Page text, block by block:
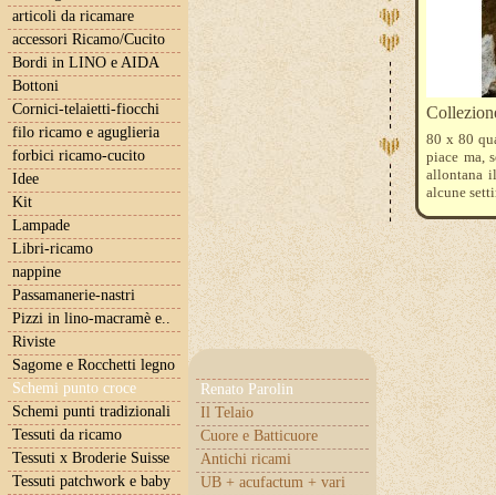
articoli da ricamare
accessori Ricamo/Cucito
Bordi in LINO e AIDA
Bottoni
Cornici-telaietti-fiocchi
filo ricamo e aguglieria
forbici ricamo-cucito
Idee
Kit
Lampade
Libri-ricamo
nappine
Passamanerie-nastri
Pizzi in lino-macramè e..
Riviste
Sagome e Rocchetti legno
Schemi punto croce
Renato Parolin
Il Telaio
Cuore e Batticuore
Antichi ricami
UB + acufactum + vari
Schemi punti tradizionali
Tessuti da ricamo
Tessuti x Broderie Suisse
Tessuti patchwork e baby
80 x 80
piace ma,
allontana
alcune
782-3822-
una
la foto